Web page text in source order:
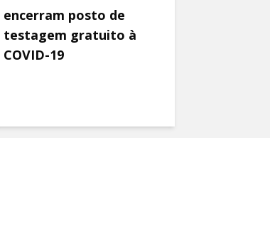
encerram posto de
testagem gratuito à
COVID-19